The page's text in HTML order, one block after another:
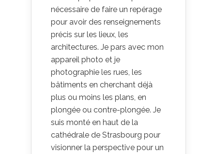
nécessaire de faire un repérage
pour avoir des renseignements
précis sur les lieux, les
architectures. Je pars avec mon
appareil photo et je
photographie les rues, les
bâtiments en cherchant déjà
plus ou moins les plans, en
plongée ou contre-plongée. Je
suis monté en haut de la
cathédrale de Strasbourg pour
visionner la perspective pour un